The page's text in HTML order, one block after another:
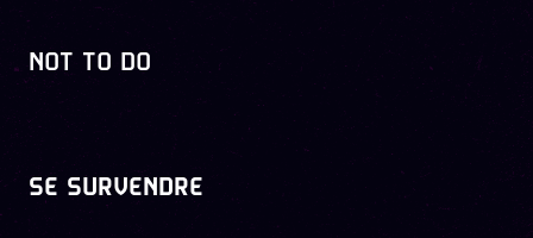
NOT TO DO
SE SURVENDRE